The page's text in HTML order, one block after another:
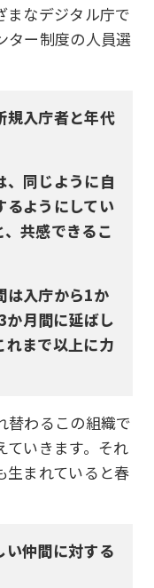
まなデジタル庁で
ター制度の人員選
規入庁者と年代
、同じように自
るようにしてい
共感できるこ
は入庁から1か
月間に延ばし
れまで以上に力
替わるこの組織で
ていきます。それ
生まれていると春
い仲間に対する